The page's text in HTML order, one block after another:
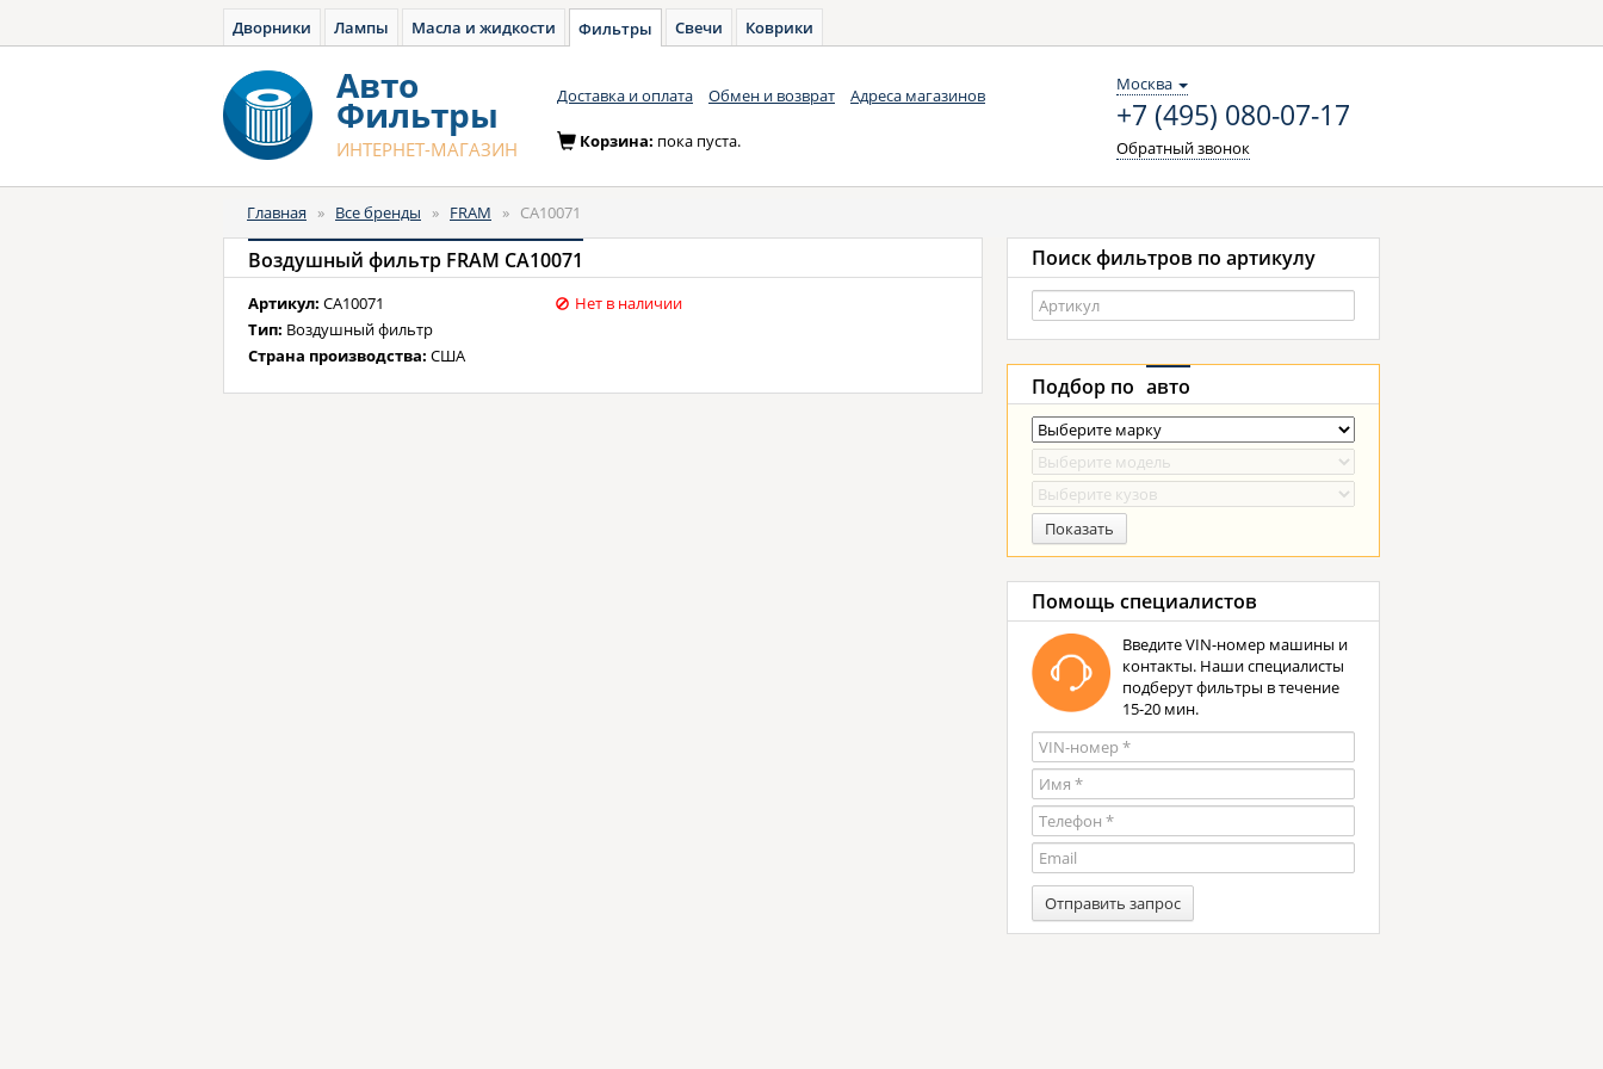
Дворники Лампы Масла и жидкости Фильтры Свечи Коврики
Авто
Фильтры
ИНТЕРНЕТ-МАГАЗИН
Доставка и оплата Обмен и возврат Адреса магазинов
Москва
+7 (495) 080-07-17
Обратный звонок
Корзина: пока пуста.
Главная » Все бренды » FRAM » CA10071
Воздушный фильтр FRAM CA10071
Артикул: CA10071
Тип: Воздушный фильтр
Страна производства: США
Нет в наличии
Поиск фильтров по артикулу
Подбор по авто
Показать
Помощь специалистов
Введите VIN-номер машины и
контакты. Наши специалисты
подберут фильтры в течение
15-20 мин.
Отправить запрос